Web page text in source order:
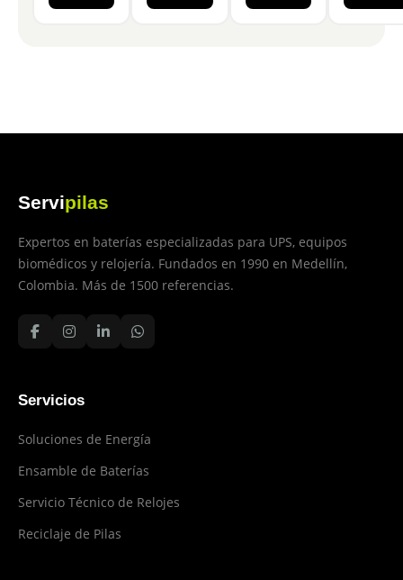
Servipilas
Expertos en baterías especializadas para UPS, equipos
biomédicos y relojería. Fundados en 1990 en Medellín,
Colombia. Más de 1500 referencias.
Servicios
Soluciones de Energía
Ensamble de Baterías
Servicio Técnico de Relojes
Reciclaje de Pilas